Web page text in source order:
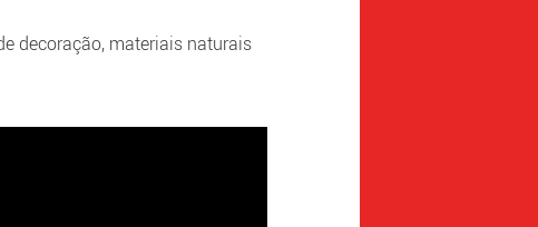
decoração, materiais naturais